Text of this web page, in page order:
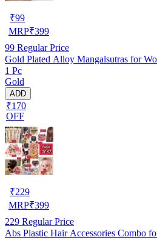
₹99
MRP₹399
99 Regular Price
Gold Plated Alloy Mangalsutras for
1 Pc
Gold
ADD
₹170
OFF
₹229
MRP₹399
229 Regular Price
Abs Plastic Hair Accessories Combo